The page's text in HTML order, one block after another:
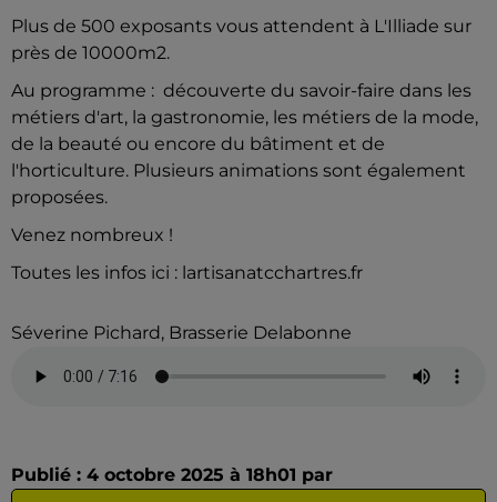
Plus de 500 exposants vous attendent à L'Illiade sur
près de 10000m2.
Au programme : découverte du savoir-faire dans les
métiers d'art, la gastronomie, les métiers de la mode,
de la beauté ou encore du bâtiment et de
l'horticulture. Plusieurs animations sont également
proposées.
Venez nombreux !
Toutes les infos ici : lartisanatcchartres.fr
Séverine Pichard, Brasserie Delabonne
Publié : 4 octobre 2025 à 18h01 par